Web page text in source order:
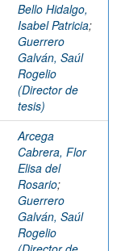
Bello Hidalgo,
Isabel Patricia;
Guerrero
Galván, Saúl
Rogelio
(Director de
tesis)
Arcega
Cabrera, Flor
Elisa del
Rosario;
Guerrero
Galván, Saúl
Rogelio